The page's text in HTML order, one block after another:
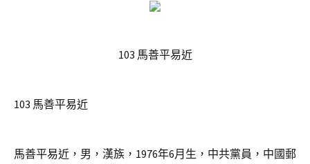
103 馬善平易近
103 馬善平易近
馬善平易近，男，漢族，1976年6月生，中共黨員，中國郵